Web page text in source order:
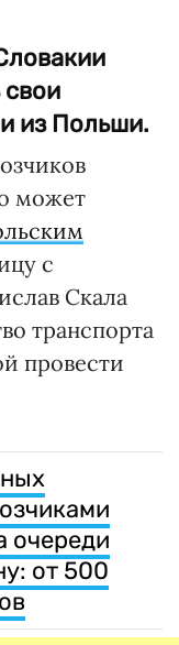
из Польши.
может
с
Скала
транспорта
провести
очереди
от 500